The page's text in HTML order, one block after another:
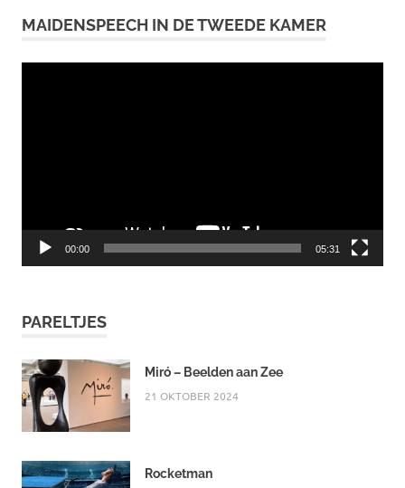
MAIDENSPEECH IN DE TWEEDE KAMER
00:00 05:31
PARELTJES
Miró – Beelden aan Zee
21 OKTOBER 2024
Rocketman